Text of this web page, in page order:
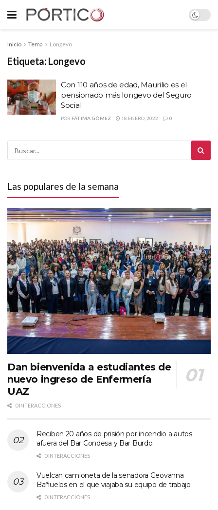
Inicio Tema Longevo
Etiqueta: Longevo
Con 110 años de edad, Maurilio es el
pensionado más longevo del Seguro
Social
POR FÁTIMA GÓMEZ 18 ENERO, 2022 0
Las populares de la semana
Dan bienvenida a estudiantes de
nuevo ingreso de Enfermería
UAZ
0 INTERACCIONES
Reciben 20 años de prisión por incendio a autos
afuera del Bar Condesa y Bar Burdo
0 INTERACCIONES
Vuelcan camioneta de la senadora Geovanna
Bañuelos en el que viajaba su equipo de trabajo
0 INTERACCIONES